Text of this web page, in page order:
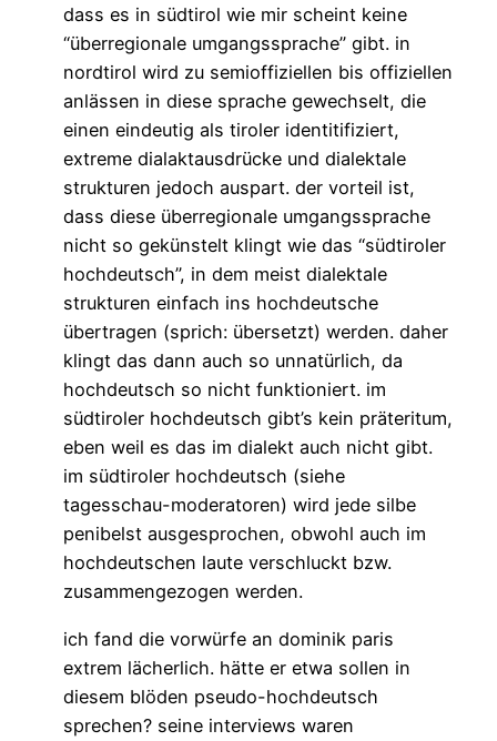
dass es in südtirol wie mir scheint keine
“überregionale umgangssprache” gibt. in
nordtirol wird zu semioffiziellen bis offiziellen
anlässen in diese sprache gewechselt, die
einen eindeutig als tiroler identitifiziert,
extreme dialaktausdrücke und dialektale
strukturen jedoch auspart. der vorteil ist,
dass diese überregionale umgangssprache
nicht so gekünstelt klingt wie das “südtiroler
hochdeutsch”, in dem meist dialektale
strukturen einfach ins hochdeutsche
übertragen (sprich: übersetzt) werden. daher
klingt das dann auch so unnatürlich, da
hochdeutsch so nicht funktioniert. im
südtiroler hochdeutsch gibt’s kein präteritum,
eben weil es das im dialekt auch nicht gibt.
im südtiroler hochdeutsch (siehe
tagesschau-moderatoren) wird jede silbe
penibelst ausgesprochen, obwohl auch im
hochdeutschen laute verschluckt bzw.
zusammengezogen werden.
ich fand die vorwürfe an dominik paris
extrem lächerlich. hätte er etwa sollen in
diesem blöden pseudo-hochdeutsch
sprechen? seine interviews waren